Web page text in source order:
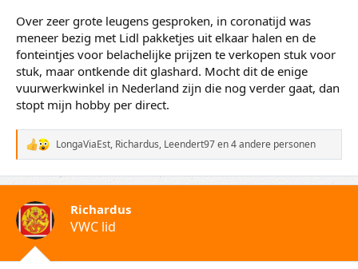
Over zeer grote leugens gesproken, in coronatijd was
meneer bezig met Lidl pakketjes uit elkaar halen en de
fonteintjes voor belachelijke prijzen te verkopen stuk voor
stuk, maar ontkende dit glashard. Mocht dit de enige
vuurwerkwinkel in Nederland zijn die nog verder gaat, dan
stopt mijn hobby per direct.
W
a
a
r
d
e
r
i
n
LongaViaEst, Richardus, Leendert97en 4 andere personen
Richardus
VWC lid